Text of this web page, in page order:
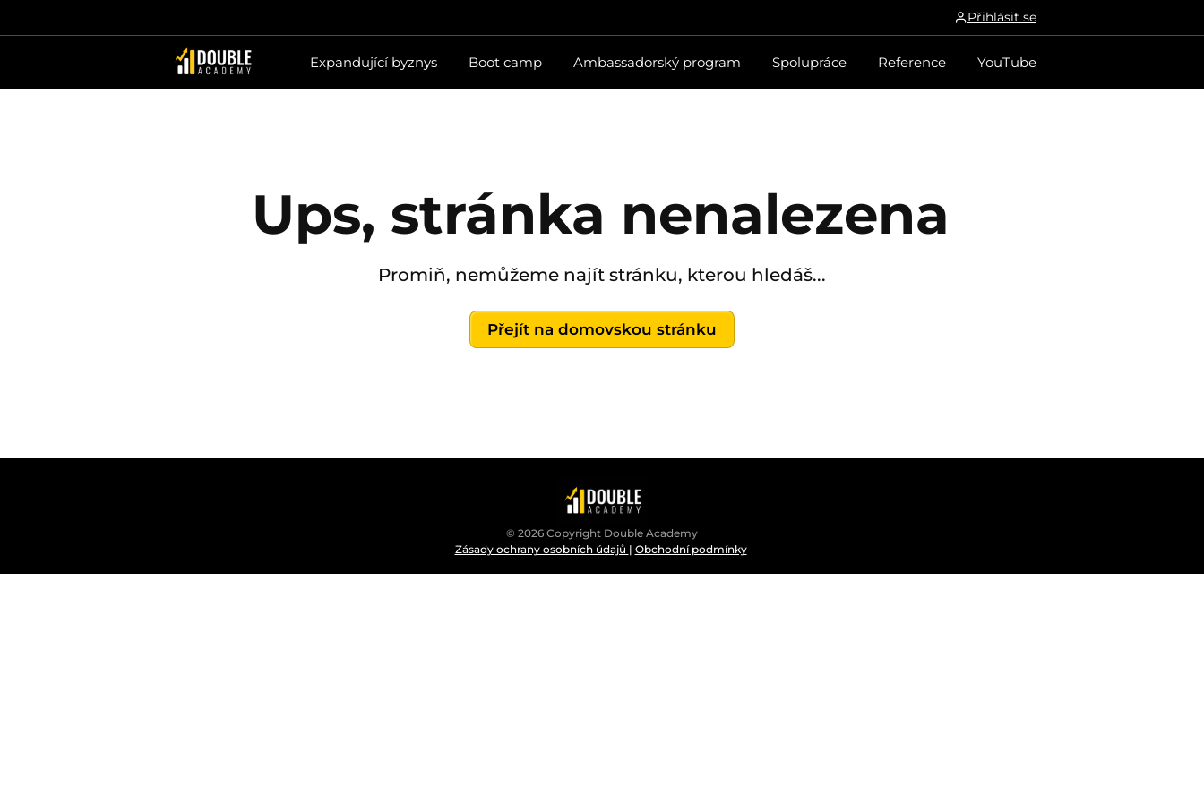
Přihlásit se
Expandující byznys Boot camp Ambassadorský program Spolupráce Reference YouTube
Ups, stránka nenalezena
Promiň, nemůžeme najít stránku, kterou hledáš...
Přejít na domovskou stránku
© 2026 Copyright Double Academy
Zásady ochrany osobních údajů | Obchodní podmínky